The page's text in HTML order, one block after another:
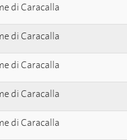
di Caracalla
di Caracalla
di Caracalla
di Caracalla
di Caracalla